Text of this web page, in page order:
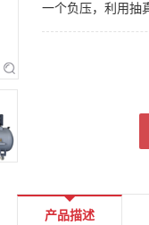
一个负压，利用抽
产品描述